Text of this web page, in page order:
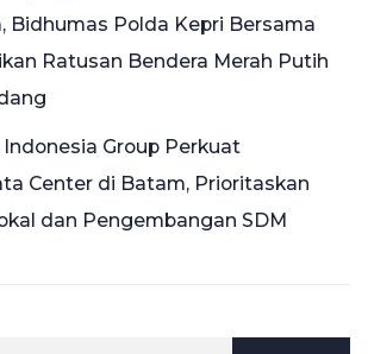
Bidhumas Polda Kepri Bersama
Ratusan Bendera Merah Putih
Group Perkuat
Center di Batam, Prioritaskan
dan Pengembangan SDM